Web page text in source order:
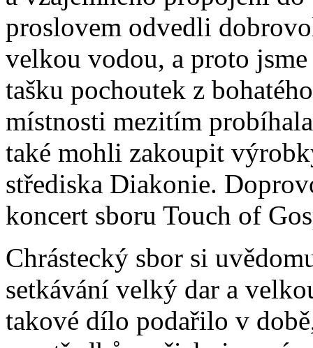
proslovem odvedli
velkou vodou, a proto
tašku pochoutek z
místnosti mezitím
také mohli zakoupit
střediska Diakonie.
koncert sboru Touch of
Chrástecký sbor si
setkávání velký dar a
takové dílo podařilo v